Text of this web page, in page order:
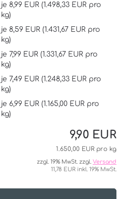
je 8,99 EUR (1.498,33 EUR pro
kg)
je 8,59 EUR (1.431,67 EUR pro
kg)
je 7,99 EUR (1.331,67 EUR pro
kg)
je 7,49 EUR (1.248,33 EUR pro
kg)
je 6,99 EUR (1.165,00 EUR pro
kg)
9,90 EUR
1.650,00 EUR pro kg
zzgl. 19% MwSt. zzgl. Versand
11,78 EUR inkl. 19% MwSt.